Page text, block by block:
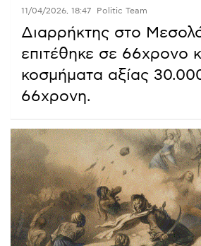
11/04/2026, 18:47 Politic Team
Διαρρήκτης στο
επιτέθηκε σε 66χρονο
κοσμήματα αξίας
66χρονη.